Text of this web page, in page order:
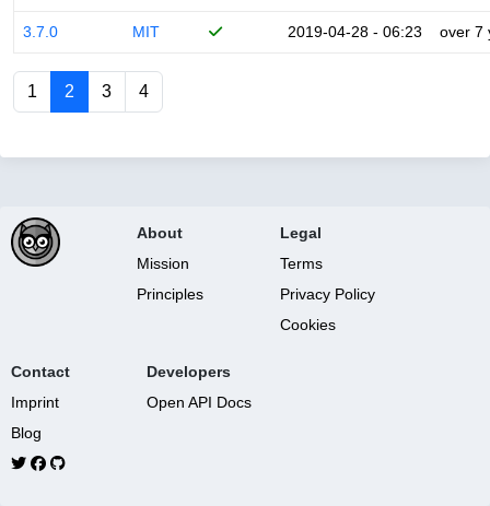
3.7.0 MIT 2019-04-28 - 06:23 over 7
1 2 3 4
About
Mission
Principles
Legal
Terms
Privacy Policy
Cookies
Contact
Imprint
Blog
Developers
Open API Docs